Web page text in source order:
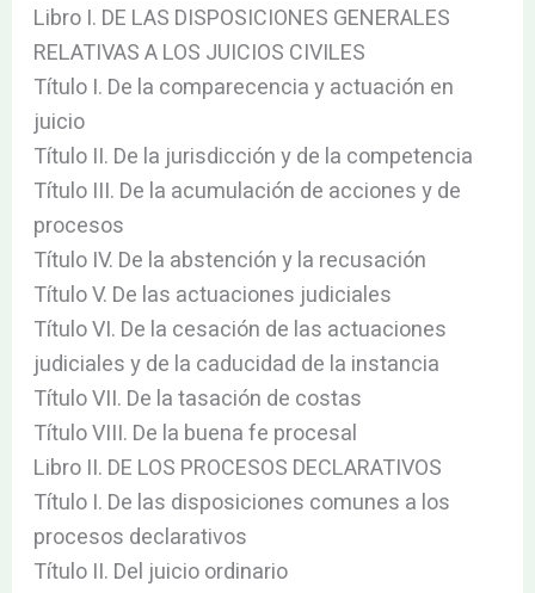
Libro I. DE LAS DISPOSICIONES GENERALES
RELATIVAS A LOS JUICIOS CIVILES
Título I. De la comparecencia y actuación en
juicio
Título II. De la jurisdicción y de la competencia
Título III. De la acumulación de acciones y de
procesos
Título IV. De la abstención y la recusación
Título V. De las actuaciones judiciales
Título VI. De la cesación de las actuaciones
judiciales y de la caducidad de la instancia
Título VII. De la tasación de costas
Título VIII. De la buena fe procesal
Libro II. DE LOS PROCESOS DECLARATIVOS
Título I. De las disposiciones comunes a los
procesos declarativos
Título II. Del juicio ordinario